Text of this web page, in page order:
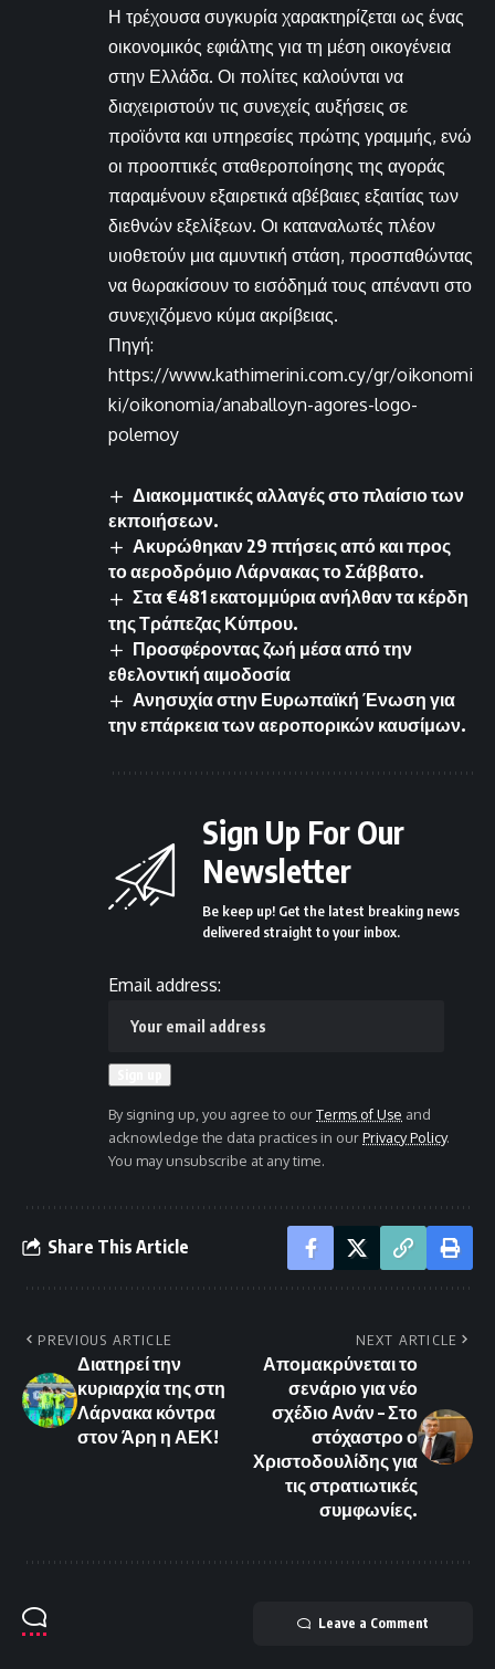
Η τρέχουσα συγκυρία χαρακτηρίζεται ως ένας
οικονομικός εφιάλτης για τη μέση οικογένεια
στην Ελλάδα. Οι πολίτες καλούνται να
διαχειριστούν τις συνεχείς αυξήσεις σε
προϊόντα και υπηρεσίες πρώτης γραμμής, ενώ
οι προοπτικές σταθεροποίησης της αγοράς
παραμένουν εξαιρετικά αβέβαιες εξαιτίας των
διεθνών εξελίξεων. Οι καταναλωτές πλέον
υιοθετούν μια αμυντική στάση, προσπαθώντας
να θωρακίσουν το εισόδημά τους απέναντι στο
συνεχιζόμενο κύμα ακρίβειας.
Πηγή:
https://www.kathimerini.com.cy/gr/oikonomi
ki/oikonomia/anaballoyn-agores-logo-
polemoy
Διακομματικές αλλαγές στο πλαίσιο των
εκποιήσεων.
Ακυρώθηκαν 29 πτήσεις από και προς
το αεροδρόμιο Λάρνακας το Σάββατο.
Στα €481 εκατομμύρια ανήλθαν τα κέρδη
της Τράπεζας Κύπρου.
Προσφέροντας ζωή μέσα από την
εθελοντική αιμοδοσία
Ανησυχία στην Ευρωπαϊκή Ένωση για
την επάρκεια των αεροπορικών καυσίμων.
Sign Up For Our
Newsletter
Be keep up! Get the latest breaking news
delivered straight to your inbox.
Email address:
By signing up, you agree to ourTerms of Use and
acknowledge the data practices in ourPrivacy Policy.
You may unsubscribe at any time.
Share This Article
PREVIOUS ARTICLE
Διατηρεί την
κυριαρχία της στη
Λάρνακα κόντρα
στον Άρη η ΑΕΚ!
NEXT ARTICLE
Απομακρύνεται το
σενάριο για νέο
σχέδιο Ανάν – Στο
στόχαστρο ο
Χριστοδουλίδης για
τις στρατιωτικές
συμφωνίες.
Leave a Comment